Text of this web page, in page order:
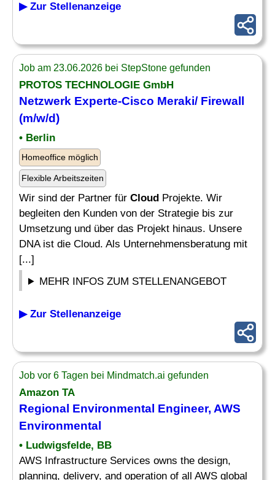
▶ Zur Stellenanzeige
Job am 23.06.2026 bei StepStone gefunden
PROTOS TECHNOLOGIE GmbH
Netzwerk Experte-Cisco Meraki/ Firewall
(m/w/d)
• Berlin
Homeoffice möglich
Flexible Arbeitszeiten
Wir sind der Partner für Cloud Projekte. Wir
begleiten den Kunden von der Strategie bis zur
Umsetzung und über das Projekt hinaus. Unsere
DNA ist die Cloud. Als Unternehmensberatung mit
[...]
MEHR INFOS ZUM STELLENANGEBOT
▶ Zur Stellenanzeige
Job vor 6 Tagen bei Mindmatch.ai gefunden
Amazon TA
Regional Environmental Engineer, AWS
Environmental
• Ludwigsfelde, BB
AWS Infrastructure Services owns the design,
planning, delivery, and operation of all AWS global